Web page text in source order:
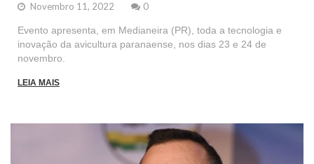
Novembro 11, 2022 0
Evento apresenta, em Medianeira (PR), toda a tecnologia e
inovação da avicultura paranaense, nos dias 23 e 24 de
novembro.
LEIA MAIS